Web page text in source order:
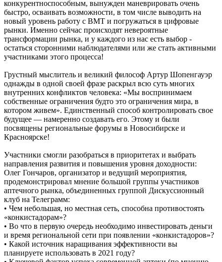
конкурентноспособным, вынужден маневрировать очень
быстро, осваивать возможности, в том числе выводить на
новый уровень работу с ВМТ и погружаться в цифровые
рынки. Именно сейчас происходят невероятные
трансформации рынка, и у каждого из нас есть выбор -
остаться сторонними наблюдателями или же стать активными
участниками этого процесса!
Грустный мыслитель и великий философ Артур Шопенгауэр
однажды в одной своей фразе раскрыл всю суть многих
внутренних конфликтов человека: «Мы воспринимаем
собственные ограничения будто это ограничения мира, в
котором живем». Единственный способ контролировать свое
будущее — намеренно создавать его. Этому и были
посвящены региональные форумы в Новосибирске и
Красноярске!
Участники смогли разобраться в приоритетах и выбрать
направления развития и повышения уровня доходности:
Олег Гончаров, организатор и ведущий мероприятия,
продемонстрировал мнение большой группы участников
аптечного рынка, объединенных группой Дискуссионный
клуб на Телеграмм:
• Чем небольшая, но местная сеть, способна противостоять
«конкистадорам»?
• Во что в первую очередь необходимо инвестировать деньги
и время региональной сети при появлении «конкистадоров»?
• Какой источник наращивания эффективности вы
планируете использовать в 2021 году?